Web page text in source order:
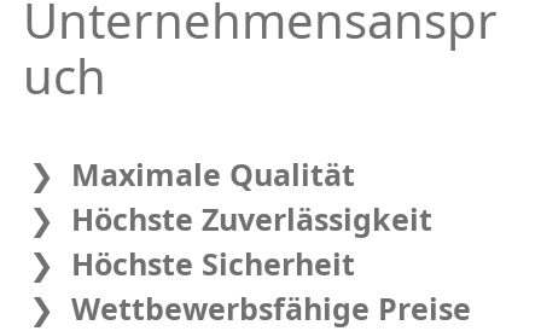
Unternehmensanspr
uch
Maximale Qualität
Höchste Zuverlässigkeit
Höchste Sicherheit
Wettbewerbsfähige Preise